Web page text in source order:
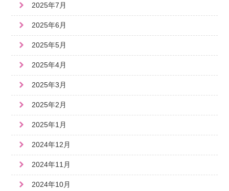
2025年7月
2025年6月
2025年5月
2025年4月
2025年3月
2025年2月
2025年1月
2024年12月
2024年11月
2024年10月